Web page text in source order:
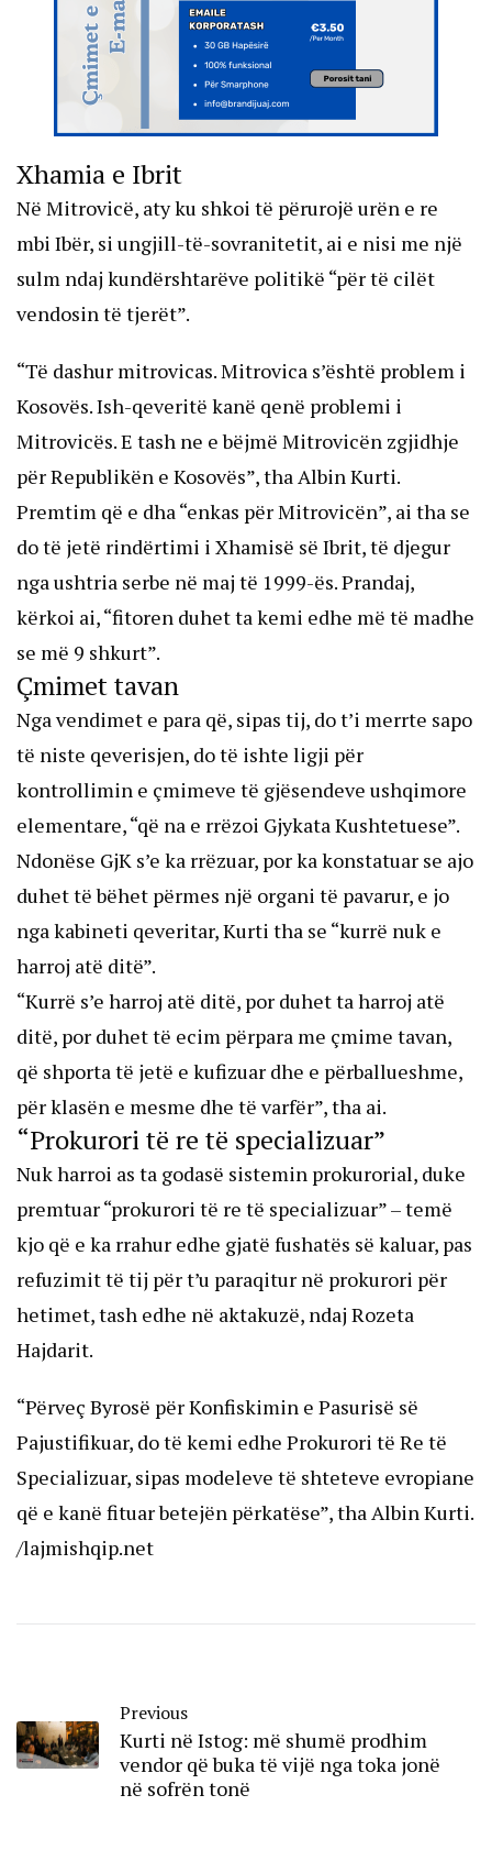
Xhamia e Ibrit
Në Mitrovicë, aty ku shkoi të përurojë urën e re
mbi Ibër, si ungjill-të-sovranitetit, ai e nisi me një
sulm ndaj kundërshtarëve politikë “për të cilët
vendosin të tjerët”.
“Të dashur mitrovicas. Mitrovica s’është problem i
Kosovës. Ish-qeveritë kanë qenë problemi i
Mitrovicës. E tash ne e bëjmë Mitrovicën zgjidhje
për Republikën e Kosovës”, tha Albin Kurti.
Premtim që e dha “enkas për Mitrovicën”, ai tha se
do të jetë rindërtimi i Xhamisë së Ibrit, të djegur
nga ushtria serbe në maj të 1999-ës. Prandaj,
kërkoi ai, “fitoren duhet ta kemi edhe më të madhe
se më 9 shkurt”.
Çmimet tavan
Nga vendimet e para që, sipas tij, do t’i merrte sapo
të niste qeverisjen, do të ishte ligji për
kontrollimin e çmimeve të gjësendeve ushqimore
elementare, “që na e rrëzoi Gjykata Kushtetuese”.
Ndonëse GjK s’e ka rrëzuar, por ka konstatuar se ajo
duhet të bëhet përmes një organi të pavarur, e jo
nga kabineti qeveritar, Kurti tha se “kurrë nuk e
harroj atë ditë”.
“Kurrë s’e harroj atë ditë, por duhet ta harroj atë
ditë, por duhet të ecim përpara me çmime tavan,
që shporta të jetë e kufizuar dhe e përballueshme,
për klasën e mesme dhe të varfër”, tha ai.
“Prokurori të re të specializuar”
Nuk harroi as ta godasë sistemin prokurorial, duke
premtuar “prokurori të re të specializuar” – temë
kjo që e ka rrahur edhe gjatë fushatës së kaluar, pas
refuzimit të tij për t’u paraqitur në prokurori për
hetimet, tash edhe në aktakuzë, ndaj Rozeta
Hajdarit.
“Përveç Byrosë për Konfiskimin e Pasurisë së
Pajustifikuar, do të kemi edhe Prokurori të Re të
Specializuar, sipas modeleve të shteteve evropiane
që e kanë fituar betejën përkatëse”, tha Albin Kurti.
/lajmishqip.net
Previous
Kurti në Istog: më shumë prodhim
vendor që buka të vijë nga toka jonë
në sofrën tonë